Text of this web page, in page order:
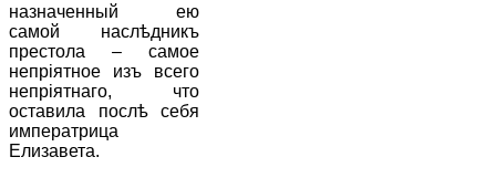
назначенный ею
самой наслѣдникъ
престола – самое
непрiятное изъ всего
непрiятнаго, что
оставила послѣ себя
императрица
Елизавета.